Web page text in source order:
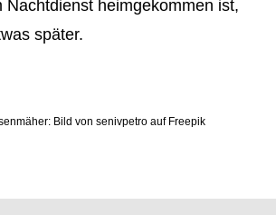
Nachtdienst heimgekommen ist,
später.
Bild von senivpetro auf Freepik